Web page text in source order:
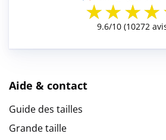
Aide & contact
Guide des tailles
Grande taille